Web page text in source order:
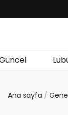
Ana sayfa /